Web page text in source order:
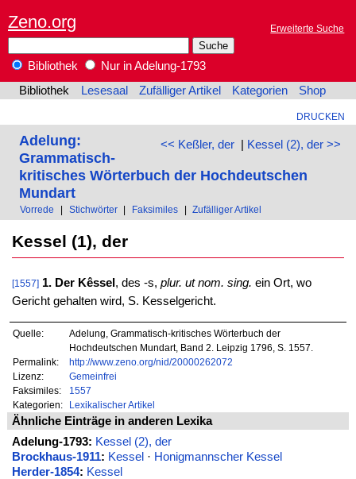
Zeno.org Erweiterte Suche
Bibliothek
Nur in Adelung-1793
Bibliothek
Lesesaal Zufälliger Artikel Kategorien Shop
DRUCKEN
<< Keßler, der| Kessel (2), der >>
Adelung:
Grammatisch-
kritisches Wörterbuch der Hochdeutschen
Mundart
Vorrede Stichwörter Faksimiles Zufälliger Artikel
Kessel (1), der
[1557] 1. Der Kêssel , des -s, plur. ut nom. sing. ein Ort, wo
Gericht gehalten wird, S. Kesselgericht.
Quelle:
Adelung, Grammatisch-kritisches Wörterbuch der
Hochdeutschen Mundart, Band 2. Leipzig 1796, S. 1557.
Permalink:
http://www.zeno.org/nid/20000262072
Lizenz:
Gemeinfrei
Faksimiles:
1557
Kategorien:
Lexikalischer Artikel
Ähnliche Einträge in anderen Lexika
Adelung-1793: Kessel (2), der
Brockhaus-1911: Kessel · Honigmannscher Kessel
Herder-1854: Kessel